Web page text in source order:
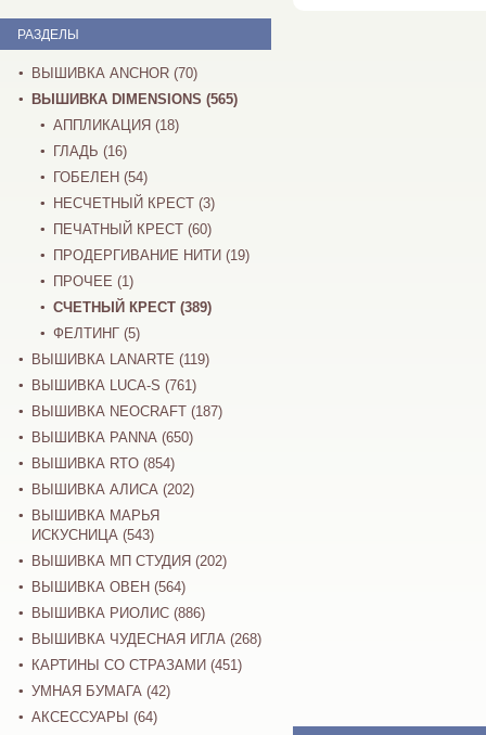
РАЗДЕЛЫ
ВЫШИВКА ANCHOR (70)
ВЫШИВКА DIMENSIONS (565)
АППЛИКАЦИЯ (18)
ГЛАДЬ (16)
ГОБЕЛЕН (54)
НЕСЧЕТНЫЙ КРЕСТ (3)
ПЕЧАТНЫЙ КРЕСТ (60)
ПРОДЕРГИВАНИЕ НИТИ (19)
ПРОЧЕЕ (1)
СЧЕТНЫЙ КРЕСТ (389)
ФЕЛТИНГ (5)
ВЫШИВКА LANARTE (119)
ВЫШИВКА LUCA-S (761)
ВЫШИВКА NEOCRAFT (187)
ВЫШИВКА PANNA (650)
ВЫШИВКА RTO (854)
ВЫШИВКА АЛИСА (202)
ВЫШИВКА МАРЬЯ
ИСКУСНИЦА (543)
ВЫШИВКА МП СТУДИЯ (202)
ВЫШИВКА ОВЕН (564)
ВЫШИВКА РИОЛИС (886)
ВЫШИВКА ЧУДЕСНАЯ ИГЛА (268)
КАРТИНЫ СО СТРАЗАМИ (451)
УМНАЯ БУМАГА (42)
АКСЕССУАРЫ (64)